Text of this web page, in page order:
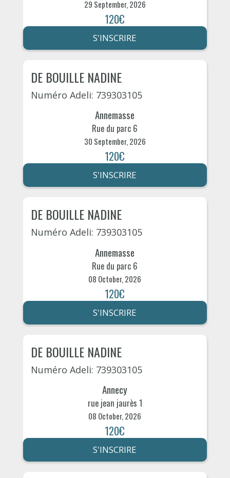
29 September, 2026
120€
S'INSCRIRE
DE BOUILLE NADINE
Numéro Adeli: 739303105
Annemasse
Rue du parc 6
30 September, 2026
120€
S'INSCRIRE
DE BOUILLE NADINE
Numéro Adeli: 739303105
Annemasse
Rue du parc 6
08 October, 2026
120€
S'INSCRIRE
DE BOUILLE NADINE
Numéro Adeli: 739303105
Annecy
rue jean jaurès 1
08 October, 2026
120€
S'INSCRIRE